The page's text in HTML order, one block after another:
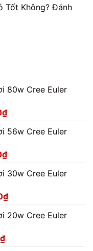
Tốt Không? Đánh
80w Cree Euler
₫Giá
tại
5.650.000₫.
56w Cree Euler
₫Giá
tại
3.590.000₫.
30w Cree Euler
₫Giá
tại
20w Cree Euler
₫Giá